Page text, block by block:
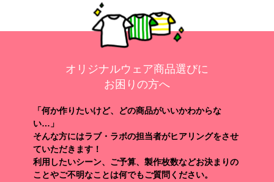
オリジナルウェア商品選びに
お困りの方へ
「何か作りたいけど、どの商品がいいかわからな
い…」
そんな方にはラブ・ラボの担当者がヒアリングをさせ
ていただきます！
利用したいシーン、ご予算、製作枚数などお決まりの
ことやご不明なことは何でもご質問ください。